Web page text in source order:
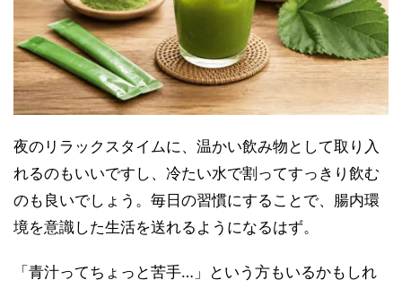
夜のリラックスタイムに、温かい飲み物として取り入
れるのもいいですし、冷たい水で割ってすっきり飲む
のも良いでしょう。毎日の習慣にすることで、腸内環
境を意識した生活を送れるようになるはず。
「青汁ってちょっと苦手…」という方もいるかもしれ